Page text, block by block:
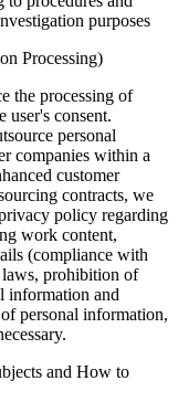
purposes
Processing)
the processing of
user's consent.
personal
companies within a
customer
contracts, we
policy regarding
work content,
(compliance with
prohibition of
information and
personal information,
and How to